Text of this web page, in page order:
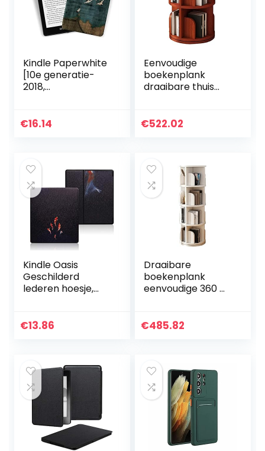
Kindle Paperwhite
[10e generatie-
2018,
Duurzame slimme
€16.14
Eenvoudige
boekenplank
draaibare thuis
k grote capaciteit
€522.02
Kindle Oasis
Geschilderd
lederen hoesje,
7 inch Kindle-
€13.86
Draaibare
boekenplank
eenvoudige 360 ​​​​
plank voor
de…
€485.82